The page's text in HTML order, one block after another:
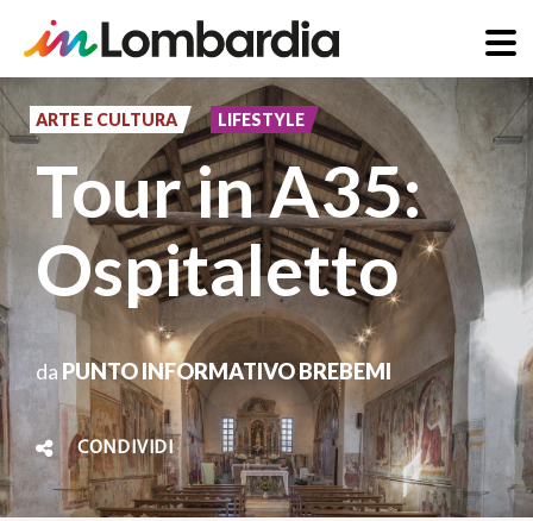
Salta
al
contenuto
principale
ARTE E CULTURA LIFESTYLE
Tour in A35:
Ospitaletto
da PUNTO INFORMATIVO BREBEMI
CONDIVIDI